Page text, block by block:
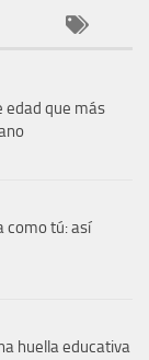
edad que más
como tú: así
huella educativa